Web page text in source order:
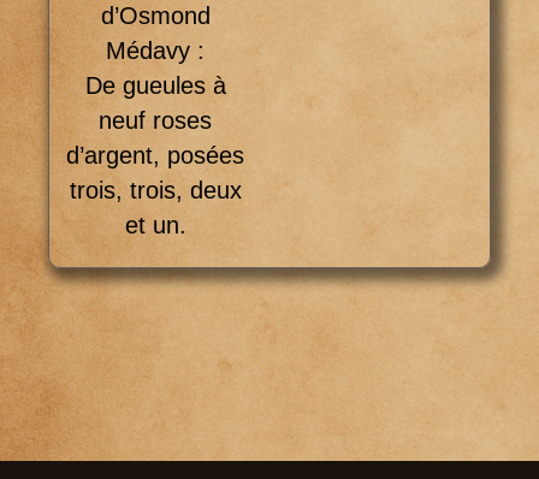
d’Osmond
Médavy :
De gueules à
neuf roses
d’argent, posées
trois, trois, deux
et un.